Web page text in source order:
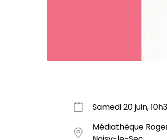
Samedi 20 juin,
Médiathèque